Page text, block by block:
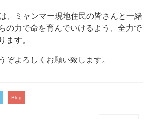
、ミャンマー現地住民の皆さんと一緒
の力で命を育んでいけるよう、全力で
ます。
ぞよろしくお願い致します。
Blog